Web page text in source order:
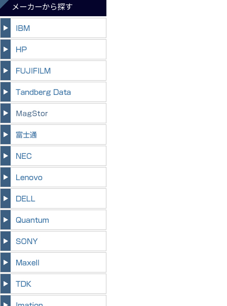
メーカーから探す